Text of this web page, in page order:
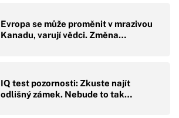
Evropa se může proměnit v mrazivou
Kanadu, varují vědci. Změna…
IQ test pozornosti: Zkuste najít
odlišný zámek. Nebude to tak…